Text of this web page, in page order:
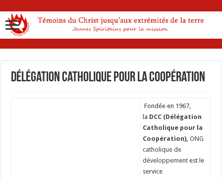
Délégation Catholique pour la Coopération
Fondée en 1967,
la DCC (Délégation
Catholique pour la
Coopération),ONG
catholique de
développement est le
service